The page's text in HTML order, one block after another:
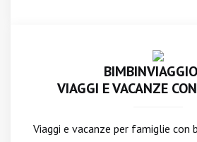
VIAGGI E VACANZE
Viaggi e vacanze per famiglie con